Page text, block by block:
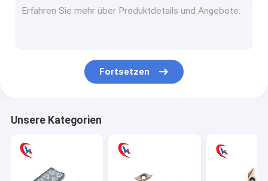
Fortsetzen
Unsere Kategorien